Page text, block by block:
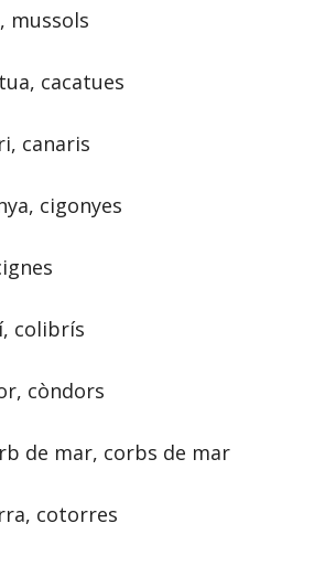
mussols
cacatues
canaris
cigonyes
colibrís
còndors
de mar, corbs de mar
cotorres